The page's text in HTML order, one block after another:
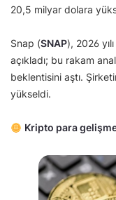
20,5 milyar dolara
Snap (SNAP), 2026
açıkladı; bu rakam
beklentisini aştı.
yükseldi.
Kripto para